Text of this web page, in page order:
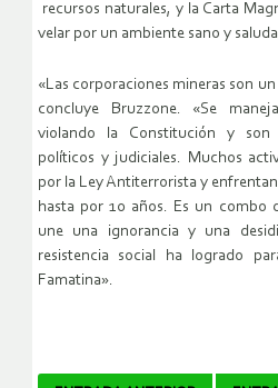
recursos naturales, y la Carta
velar por un ambiente sano y
«Las corporaciones mineras son
concluye Bruzzone. «Se
violando la Constitución y son
políticos y judiciales. Muchos
por la Ley Antiterrorista y
hasta por 10 años. Es un combo
une una ignorancia y una
resistencia social ha logrado
Famatina».